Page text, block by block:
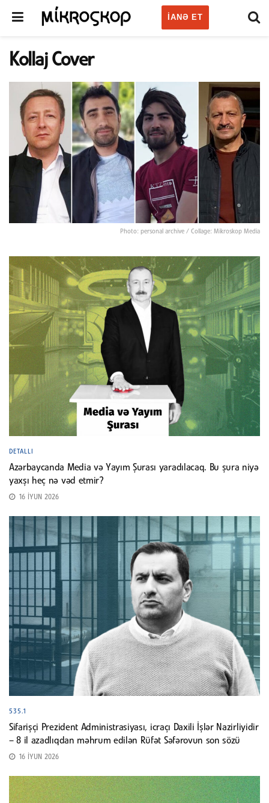
IANƏ ET
Kollaj Cover
Photo: personal archive / Collage: Mikroskop Media
DETALLI
Azərbaycanda Media və Yayım Şurası yaradılacaq. Bu şura niyə
yaxşı heç nə vəd etmir?
16 İYUN 2026
535.1
Sifarişçi Prezident Administrasiyası, icraçı Daxili İşlər Nazirliyidir
– 8 il azadlıqdan məhrum edilən Rüfət Səfərovun son sözü
16 İYUN 2026